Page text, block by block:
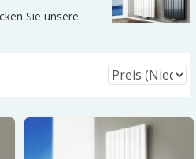
Sie unsere